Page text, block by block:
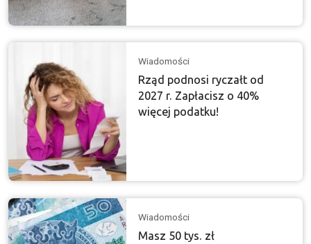
Wiadomości
Rząd podnosi ryczałt od
2027 r. Zapłacisz o 40%
więcej podatku!
Wiadomości
Masz 50 tys. zł